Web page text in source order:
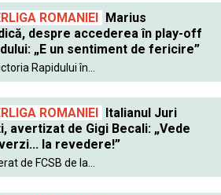
ROMANIEI
Marius
despre accederea în play-off
„E un sentiment de fericire”
Rapidului în...
ROMANIEI
Italianul Juri
avertizat de Gigi Becali: „Vede
la revedere!”
de FCSB de la...